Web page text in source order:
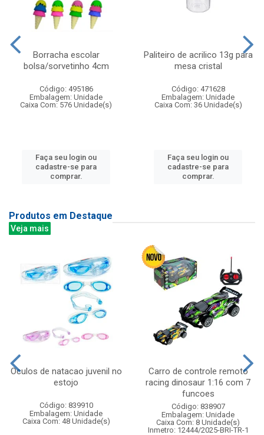
Borracha escolar
bolsa/sorvetinho 4cm
Código: 495186
Embalagem: Unidade
Caixa Com: 576 Unidade(s)
Faça seu login ou
cadastre-se para
comprar.
Paliteiro de acrilico 13g para
mesa cristal
Código: 471628
Embalagem: Unidade
Caixa Com: 36 Unidade(s)
Faça seu login ou
cadastre-se para
comprar.
Produtos em Destaque
Veja mais
Oculos de natacao juvenil no
estojo
Código: 839910
Embalagem: Unidade
Caixa Com: 48 Unidade(s)
Carro de controle remoto
racing dinosaur 1:16 com 7
funcoes
Código: 838907
Embalagem: Unidade
Caixa Com: 8 Unidade(s)
Inmetro: 12444/2025-BRI-TR-1